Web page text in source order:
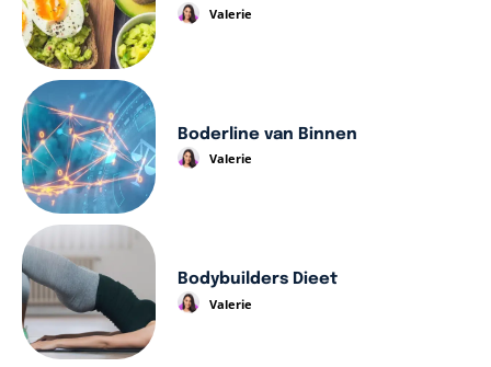
Valerie
Boderline van Binnen
Valerie
Bodybuilders Dieet
Valerie